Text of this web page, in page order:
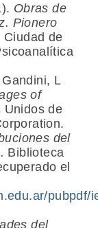
Obras de
Pionero
Ciudad de
L
of
Unidos de
del
Biblioteca
el
pubpdf/
del